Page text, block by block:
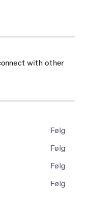
with other
Følg
Følg
Følg
Følg